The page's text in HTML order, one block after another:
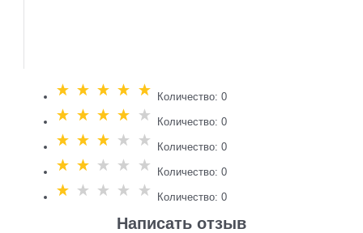
Количество: 0
Количество: 0
Количество: 0
Количество: 0
Количество: 0
Написать отзыв